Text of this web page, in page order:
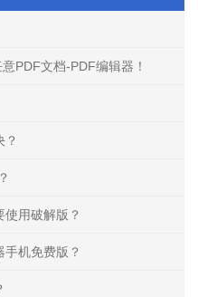
PDF文档-PDF编辑器！
用破解版？
机免费版？